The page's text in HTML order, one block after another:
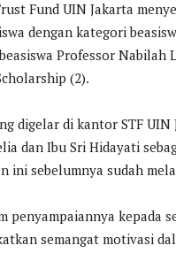
Fund UIN Jakarta
dengan kategori
Professor Nabilah
(2).
digelar di kantor STF
dan Ibu Sri Hidayati
ini sebelumnya sudah
penyampaiannya kepada
semangat motivasi